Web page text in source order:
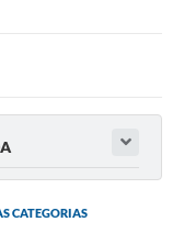
CATEGORIAS